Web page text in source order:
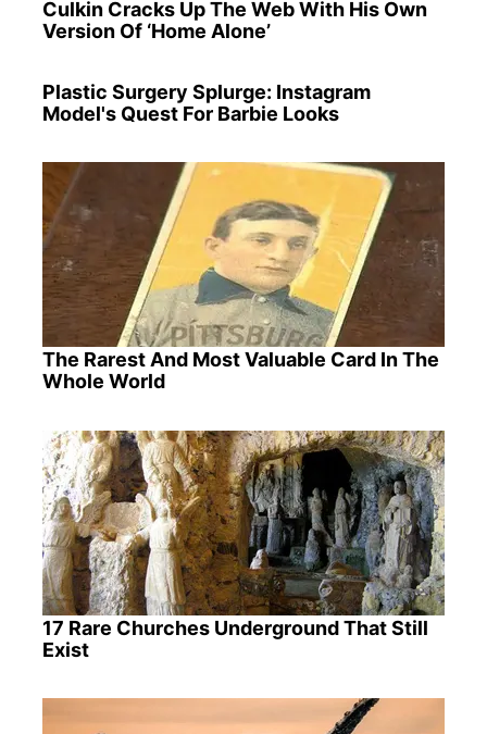
Culkin Cracks Up The Web With His Own
Version Of ‘Home Alone’
Plastic Surgery Splurge: Instagram
Model's Quest For Barbie Looks
The Rarest And Most Valuable Card In The
Whole World
17 Rare Churches Underground That Still
Exist